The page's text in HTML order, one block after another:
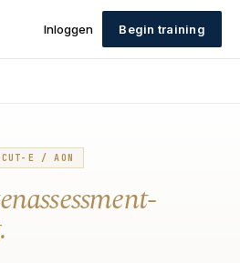
Inloggen Begin training
CUT-E / AON